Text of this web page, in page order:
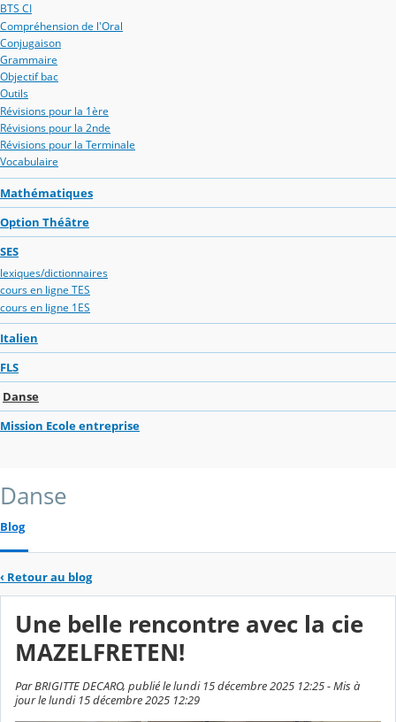
BTS CI
Compréhension de l'Oral
Conjugaison
Grammaire
Objectif bac
Outils
Révisions pour la 1ère
Révisions pour la 2nde
Révisions pour la Terminale
Vocabulaire
Mathématiques
Option Théâtre
SES
lexiques/dictionnaires
cours en ligne TES
cours en ligne 1ES
Italien
FLS
Danse
Mission Ecole entreprise
Danse
Blog
‹ Retour au blog
Une belle rencontre avec la cie
MAZELFRETEN!
Par BRIGITTE DECARO, publié le lundi 15 décembre 2025 12:25 - Mis à
jour le lundi 15 décembre 2025 12:29